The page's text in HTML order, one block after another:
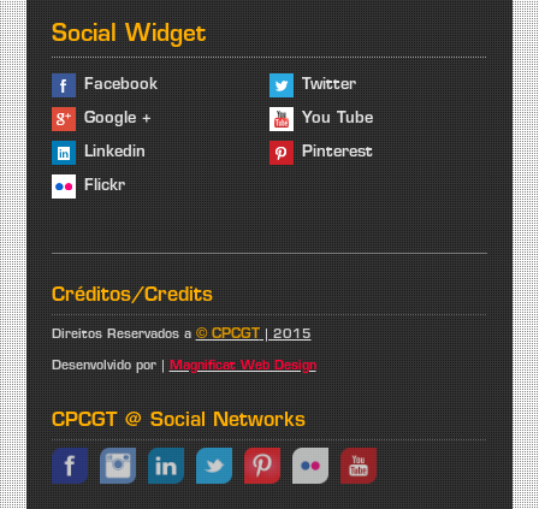
Social Widget
Facebook Twitter
Google + You Tube
Linkedin Pinterest
Flickr
Créditos/Credits
Direitos Reservados a© CPCGT| 2015
Desenvolvido por |Magnificat Web Design
CPCGT @ Social Networks